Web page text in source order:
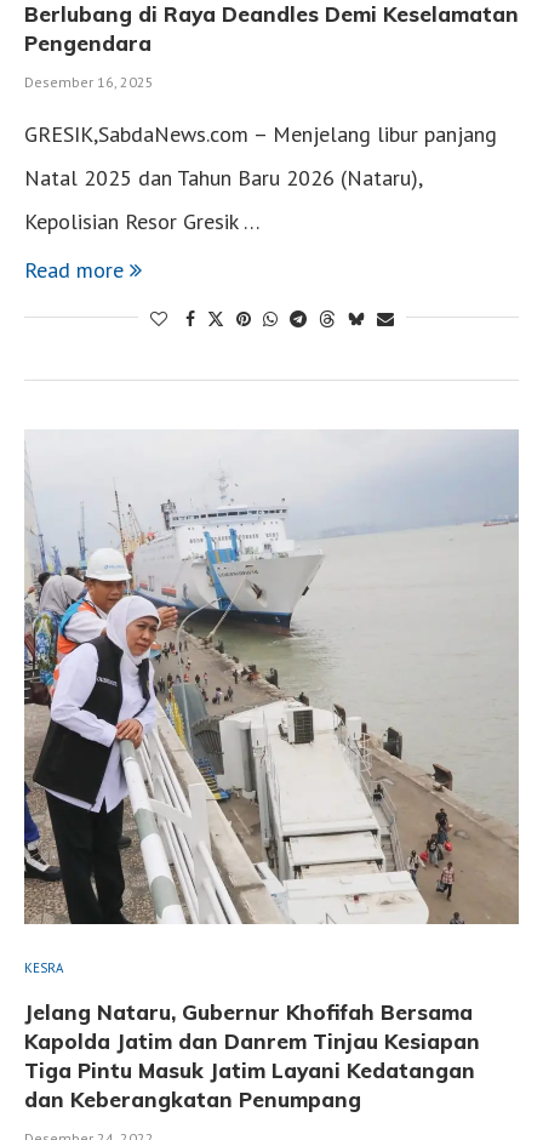
Berlubang di Raya Deandles Demi Keselamatan
Pengendara
Desember 16, 2025
GRESIK,SabdaNews.com – Menjelang libur panjang
Natal 2025 dan Tahun Baru 2026 (Nataru),
Kepolisian Resor Gresik …
Read more
KESRA
Jelang Nataru, Gubernur Khofifah Bersama
Kapolda Jatim dan Danrem Tinjau Kesiapan
Tiga Pintu Masuk Jatim Layani Kedatangan
dan Keberangkatan Penumpang